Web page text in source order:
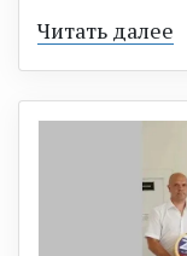
Читать далее